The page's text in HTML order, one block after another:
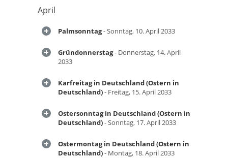
April
Palmsonntag- Sonntag, 10. April 2033
Gründonnerstag- Donnerstag, 14. April
2033
Karfreitag in Deutschland (Ostern in
Deutschland)- Freitag, 15. April 2033
Ostersonntag in Deutschland (Ostern in
Deutschland)- Sonntag, 17. April 2033
Ostermontag in Deutschland (Ostern in
Deutschland)- Montag, 18. April 2033